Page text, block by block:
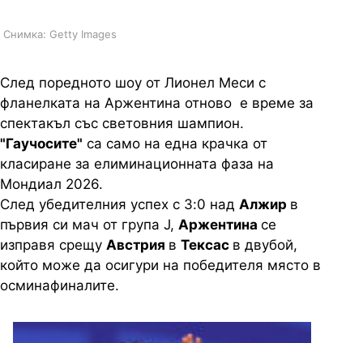
Снимка: Getty Images
След поредното шоу от Лионел Меси с
фланелката на Аржентина отново е време за
спектакъл със световния шампион.
"Гаучосите" са само на една крачка от
класиране за елиминационната фаза на
Мондиал 2026.
След убедителния успех с 3:0 над Алжир в
първия си мач от група J, Аржентина се
изправя срещу Австрия в Тексас в двубой,
който може да осигури на победителя място в
осминафиналите.